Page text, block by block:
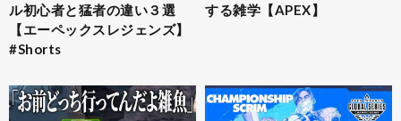
ル初心者と猛者の違い３選
【エーペックスレジェンズ】
#Shorts
する雑学【APEX】